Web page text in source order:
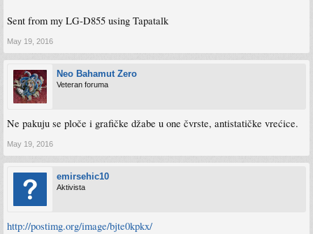
Sent from my LG-D855 using Tapatalk
May 19, 2016
Neo Bahamut Zero
Veteran foruma
Ne pakuju se ploče i grafičke džabe u one čvrste, antistatičke vrećice.
May 19, 2016
emirsehic10
Aktivista
http://postimg.org/image/bjte0kpkx/